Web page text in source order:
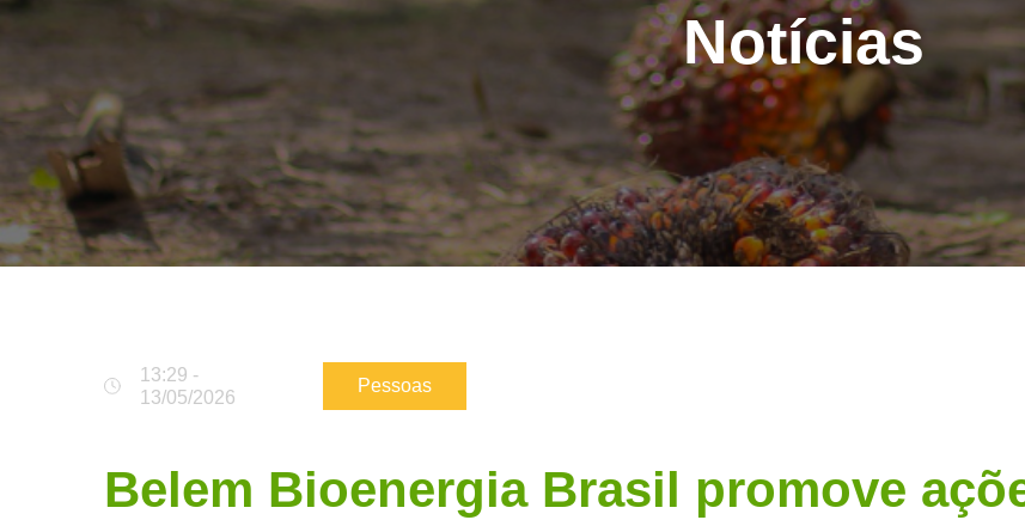
Notícias
13:29 -
13/05/2026
Pessoas
Belem Bioenergia Brasil promove